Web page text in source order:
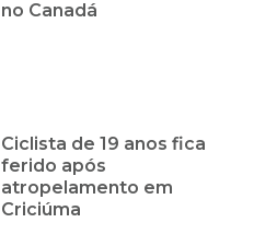
no Canadá
Ciclista de 19 anos fica
ferido após
atropelamento em
Criciúma